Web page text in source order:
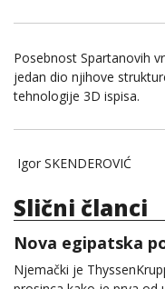
Posebnost Spartanovih
jedan dio njihove
tehnologije 3D ispisa.
Igor SKENDEROVIĆ
Slični članci
Nova egipatska
Njemački je